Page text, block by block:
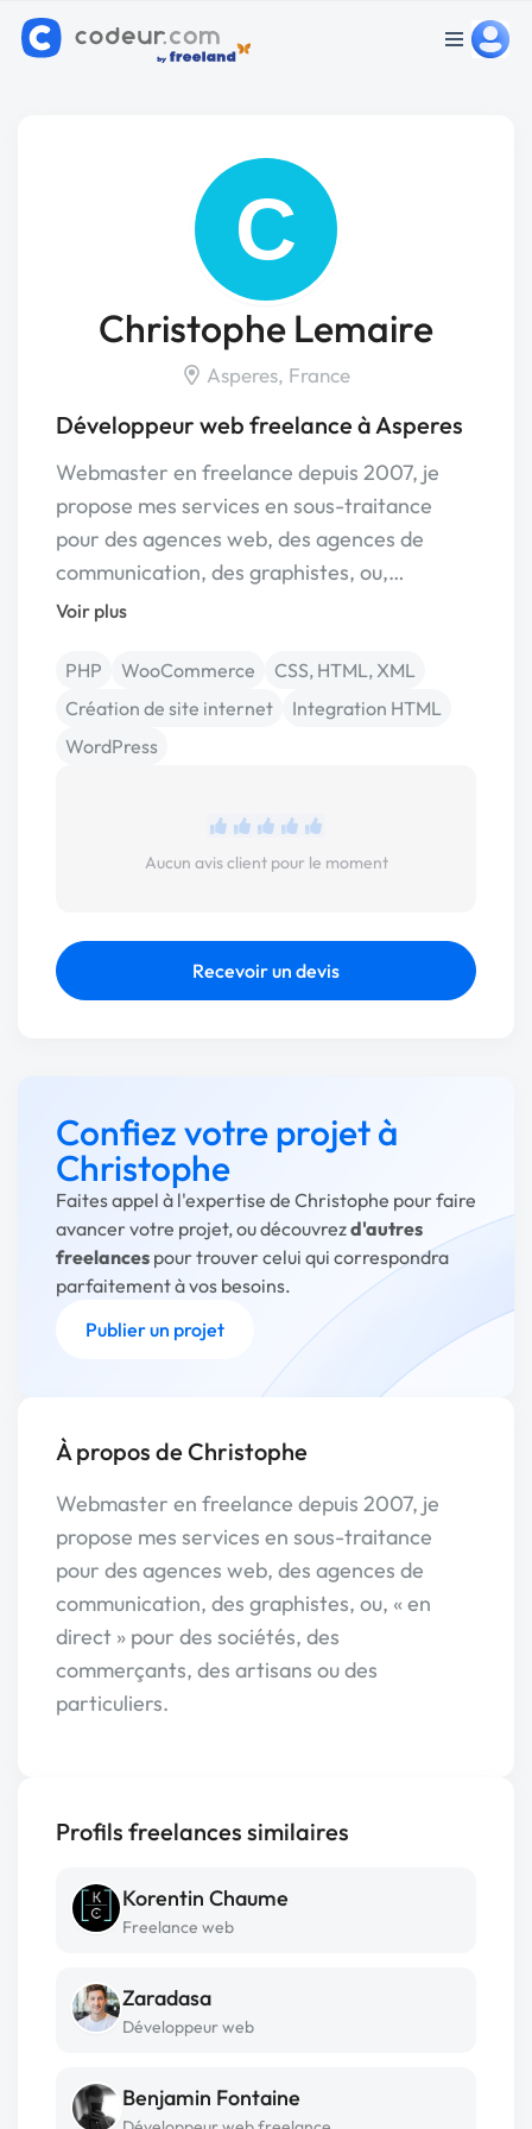
C
Christophe Lemaire
Asperes, France
Développeur web freelance à Asperes
Webmaster en freelance depuis 2007, je
propose mes services en sous-traitance
pour des agences web, des agences de
communication, des graphistes, ou,…
Voir plus
PHP WooCommerce
CSS, HTML, XML
Création de site internet
Integration HTML
WordPress
Aucun avis client pour le moment
Recevoir un devis
Confiez votre projet à
Christophe
Faites appel à l'expertise de Christophe pour faire
avancer votre projet, ou découvrezd'autres
freelances pour trouver celui qui correspondra
parfaitement à vos besoins.
Publier un projet
À propos de Christophe
Webmaster en freelance depuis 2007, je
propose mes services en sous-traitance
pour des agences web, des agences de
communication, des graphistes, ou, « en
direct » pour des sociétés, des
commerçants, des artisans ou des
particuliers.
Profils freelances similaires
Korentin Chaume
Freelance web
Zaradasa
Développeur web
Benjamin Fontaine